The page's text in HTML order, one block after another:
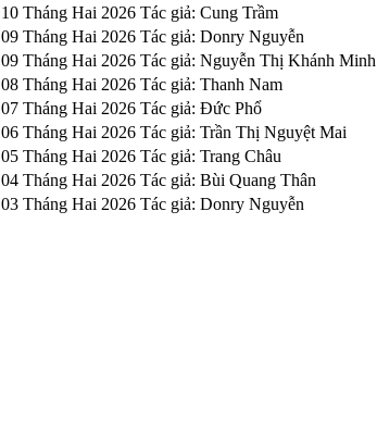
10 Tháng Hai 2026 Tác giả: Cung Trầm
09 Tháng Hai 2026 Tác giả: Donry Nguyễn
09 Tháng Hai 2026 Tác giả: Nguyễn Thị Khánh Minh
08 Tháng Hai 2026 Tác giả: Thanh Nam
07 Tháng Hai 2026 Tác giả: Đức Phổ
06 Tháng Hai 2026 Tác giả: Trần Thị Nguyệt Mai
05 Tháng Hai 2026 Tác giả: Trang Châu
04 Tháng Hai 2026 Tác giả: Bùi Quang Thân
03 Tháng Hai 2026 Tác giả: Donry Nguyễn